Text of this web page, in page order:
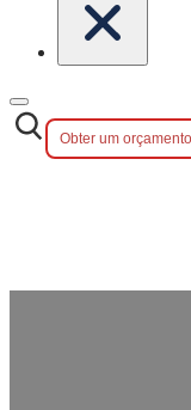
Obter um